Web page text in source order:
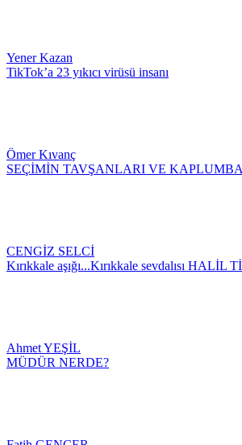
Yener Kazan
TikTok’a 23 yıkıcı virüsü insanı
Ömer Kıvanç
SEÇİMİN TAVŞANLARI VE
CENGİZ SELCİ
Kırıkkale aşığı...Kırıkkale sevdalısı HALİL
Ahmet YEŞİL
MÜDÜR NERDE?